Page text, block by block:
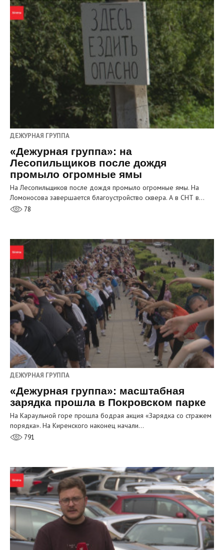
ДЕЖУРНАЯ ГРУППА
«Дежурная группа»: на
Лесопильщиков после дождя
промыло огромные ямы
На Лесопильщиков после дождя промыло огромные ямы. На
Ломоносова завершается благоустройство сквера. А в СНТ в…
78
ДЕЖУРНАЯ ГРУППА
«Дежурная группа»: масштабная
зарядка прошла в Покровском парке
На Караульной горе прошла бодрая акция «Зарядка со стражем
порядка». На Киренского наконец начали…
791